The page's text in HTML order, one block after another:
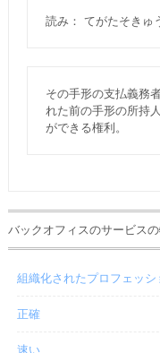
読み： てがたそきゅ
その手形の支払義務
れた前の手形の所持
ができる権利。
バックオフィスのサービス
組織化されたプロフェッシ
正確
速い